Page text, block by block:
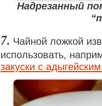
Надрезанный
Чайной ложкой
использовать,
закуски с